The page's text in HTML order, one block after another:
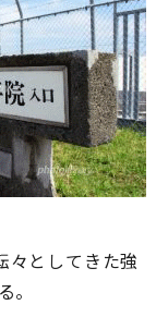
々としてきた強